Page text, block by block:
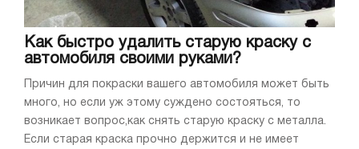
Как быстро удалить старую краску с
автомобиля своими руками?
Причин для покраски вашего автомобиля может быть
много, но если уж этому суждено состояться, то
возникает вопрос,как снять старую краску с металла.
Если старая краска прочно держится и не имеет